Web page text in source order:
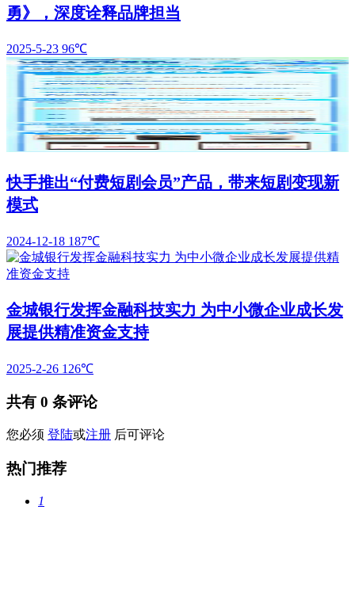
勇》，深度诠释品牌担当
2025-5-23 96℃
快手推出“付费短剧会员”产品，带来短剧变现新
模式
2024-12-18 187℃
金城银行发挥金融科技实力 为中小微企业成长发
展提供精准资金支持
2025-2-26 126℃
共有 0 条评论
您必须 登陆或注册 后可评论
热门推荐
1